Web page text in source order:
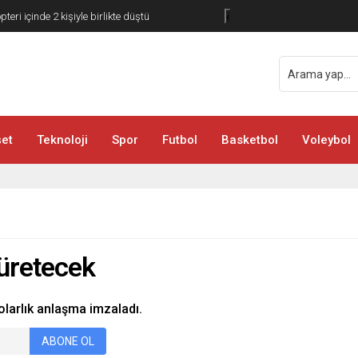
içinde 2 kişiyle birlikte düştü
Teknoloji Spor Futbol Basketbol Voleybol
anlaşma imzaladı.
ABONE OL